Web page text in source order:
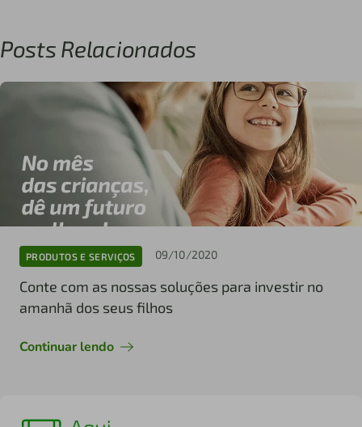
Posts Relacionados
PRODUTOS E SERVIÇOS 09/10/2020
Conte com as nossas soluções para investir no
amanhã dos seus filhos
Continuar lendo